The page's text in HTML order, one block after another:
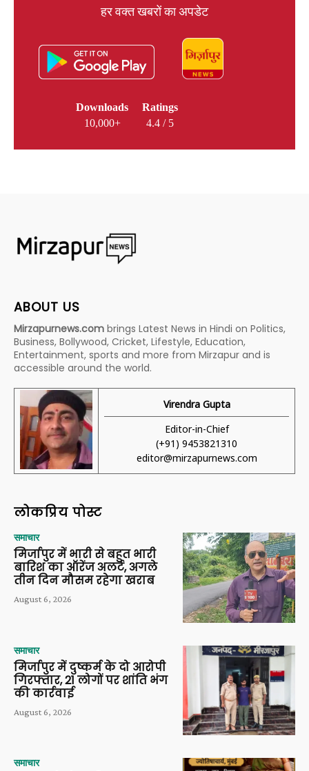
हर वक्त खबरों का अपडेट
Downloads
10,000+
Ratings
4.4 / 5
ABOUT US
Mirzapurnews.com brings Latest News in Hindi on Politics,
Business, Bollywood, Cricket, Lifestyle, Education,
Entertainment, sports and more from Mirzapur and is
accessible around the world.
Virendra Gupta
Editor-in-Chief
(+91) 9453821310
editor@mirzapurnews.com
लोकप्रिय पोस्ट
समाचार
मिर्जापुर में भारी से बहुत भारी
बारिश का ऑरेंज अलर्ट, अगले
तीन दिन मौसम रहेगा खराब
August 6, 2026
समाचार
मिर्जापुर में दुष्कर्म के दो आरोपी
गिरफ्तार, 21 लोगों पर शांति भंग
की कार्रवाई
August 6, 2026
समाचार